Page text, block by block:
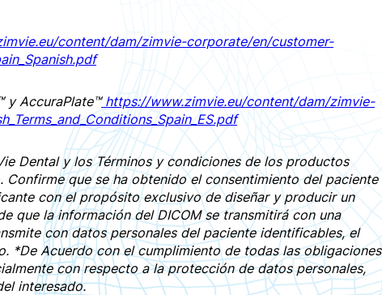
content/dam/zimvie-corporate/en/customer-
y AccuraPlate™https://www.zimvie.eu/content/dam/zimvie-
Dental y los Términos y condiciones de los productos
que se ha obtenido el consentimiento del paciente
con el propósito exclusivo de diseñar y producir un
que la información del DICOM se transmitirá con una
con datos personales del paciente identificables, el
*De Acuerdo con el cumplimiento de todas las obligaciones
con respecto a la protección de datos personales,
interesado.